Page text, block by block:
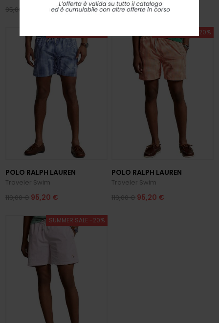
95,00 €
76,00 €
95,00 €76,00 €
POLO RALPH LAUREN
Traveler Swim
119,00 € 95,20 €
SUMMER SALE -20%
POLO RALPH LAUREN
Traveler Swim
119,00 € 95,20 €
SUMMER SALE -20%